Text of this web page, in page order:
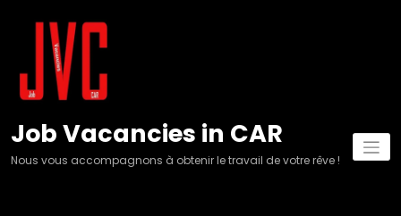
Job Vacancies in CAR
Nous vous accompagnons à obtenir le travail de votre rêve !